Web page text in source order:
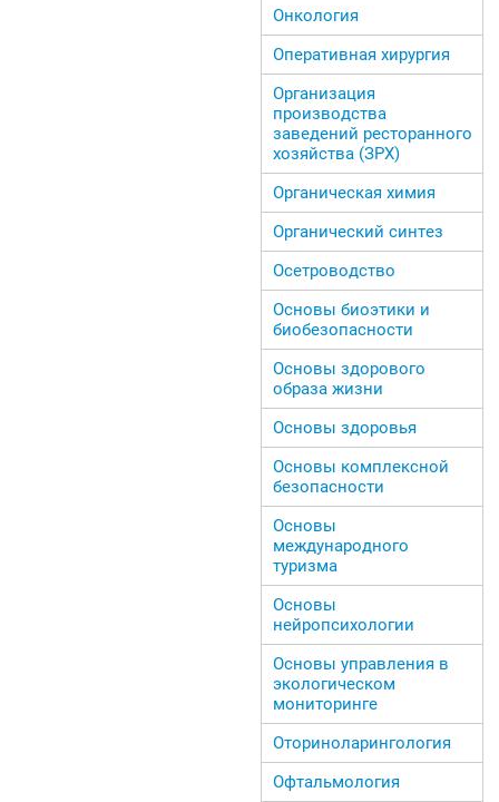
Онкология
Оперативная хирургия
Организация
производства
заведений ресторанного
хозяйства (ЗРХ)
Органическая химия
Органический синтез
Осетроводство
Основы биоэтики и
биобезопасности
Основы здорового
образа жизни
Основы здоровья
Основы комплексной
безопасности
Основы
международного
туризма
Основы
нейропсихологии
Основы управления в
экологическом
мониторинге
Оториноларингология
Офтальмология